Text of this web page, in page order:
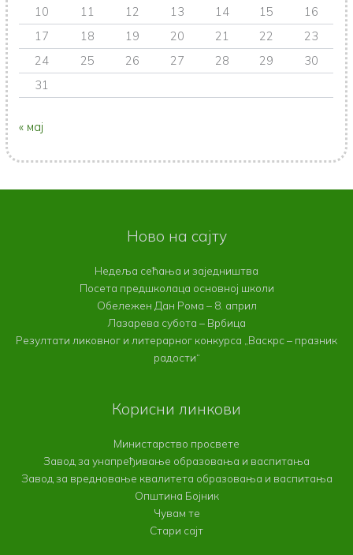
10
11 12 13 14 15
16
17
18 19 20 21 22
23
24
25 26 27 28 29
30
31
« мај
Ново на сајту
Недеља сећања и заједништва
Посета предшколаца основној школи
Обележен Дан Рома – 8. април
Лазарева субота – Врбица
Резултати ликовног и литерарног конкурса „Васкрс – празник
радости“
Корисни линкови
Министарство просвете
Завод за унапређивање образовања и васпитања
Завод за вредновање квалитета образовања и васпитања
Општина Бојник
Чувам те
Стари сајт